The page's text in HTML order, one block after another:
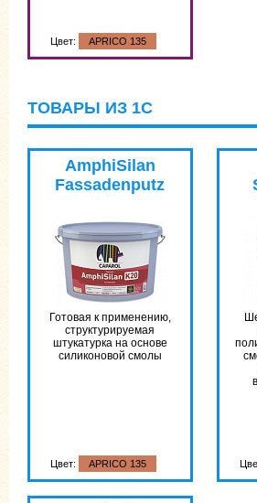
Цвет: APRICO 135
ТОВАРЫ ИЗ 1С
AmphiSilan
Fassadenputz
Готовая к применению,
структурируемая
штукатурка на основе
силиконовой смолы
Цвет: APRICO 135